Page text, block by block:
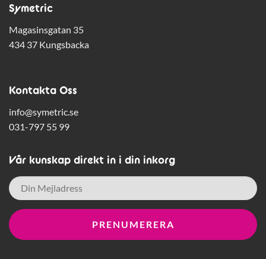
Symetric
Magasinsgatan 35
434 37 Kungsbacka
Kontakta Oss
info@symetric.se
031-797 55 99
Vår kunskap direkt in i din inkorg
E-
post *